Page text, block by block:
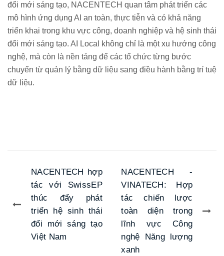
đổi mới sáng tạo, NACENTECH quan tâm phát triển các
mô hình ứng dụng AI an toàn, thực tiễn và có khả năng
triển khai trong khu vực công, doanh nghiệp và hệ sinh thái
đổi mới sáng tạo. AI Local không chỉ là một xu hướng công
nghệ, mà còn là nền tảng để các tổ chức từng bước
chuyển từ quản lý bằng dữ liệu sang điều hành bằng trí tuệ
dữ liệu.
NACENTECH hợp
tác với SwissEP
thúc đẩy phát
triển hệ sinh thái
đổi mới sáng tạo
Việt Nam
NACENTECH -
VINATECH: Hợp
tác chiến lược
toàn diện trong
lĩnh vực Công
nghệ Năng lượng
xanh